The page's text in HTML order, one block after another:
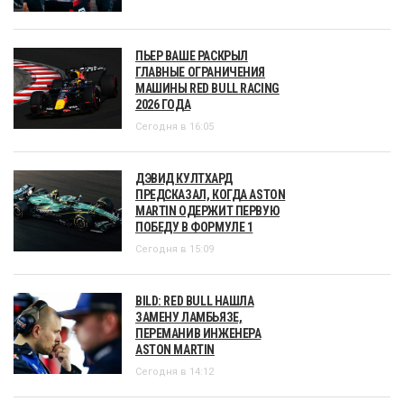
ПЬЕР ВАШЕ РАСКРЫЛ
ГЛАВНЫЕ ОГРАНИЧЕНИЯ
МАШИНЫ RED BULL RACING
2026 ГОДА
Сегодня в 16:05
ДЭВИД КУЛТХАРД
ПРЕДСКАЗАЛ, КОГДА ASTON
MARTIN ОДЕРЖИТ ПЕРВУЮ
ПОБЕДУ В ФОРМУЛЕ 1
Сегодня в 15:09
BILD: RED BULL НАШЛА
ЗАМЕНУ ЛАМБЬЯЗЕ,
ПЕРЕМАНИВ ИНЖЕНЕРА
ASTON MARTIN
Сегодня в 14:12